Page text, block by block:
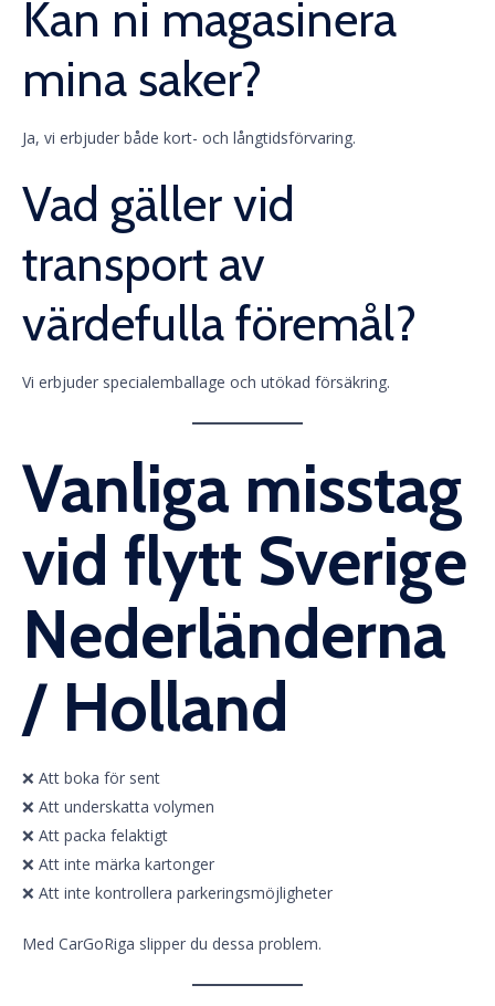
Kan ni magasinera
mina saker?
Ja, vi erbjuder både kort- och långtidsförvaring.
Vad gäller vid
transport av
värdefulla föremål?
Vi erbjuder specialemballage och utökad försäkring.
Vanliga misstag
vid flytt Sverige
Nederländerna
/ Holland
❌ Att boka för sent
❌ Att underskatta volymen
❌ Att packa felaktigt
❌ Att inte märka kartonger
❌ Att inte kontrollera parkeringsmöjligheter
Med CarGoRiga slipper du dessa problem.